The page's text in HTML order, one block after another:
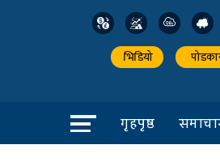
भिडियो
गृहपृष्ठ